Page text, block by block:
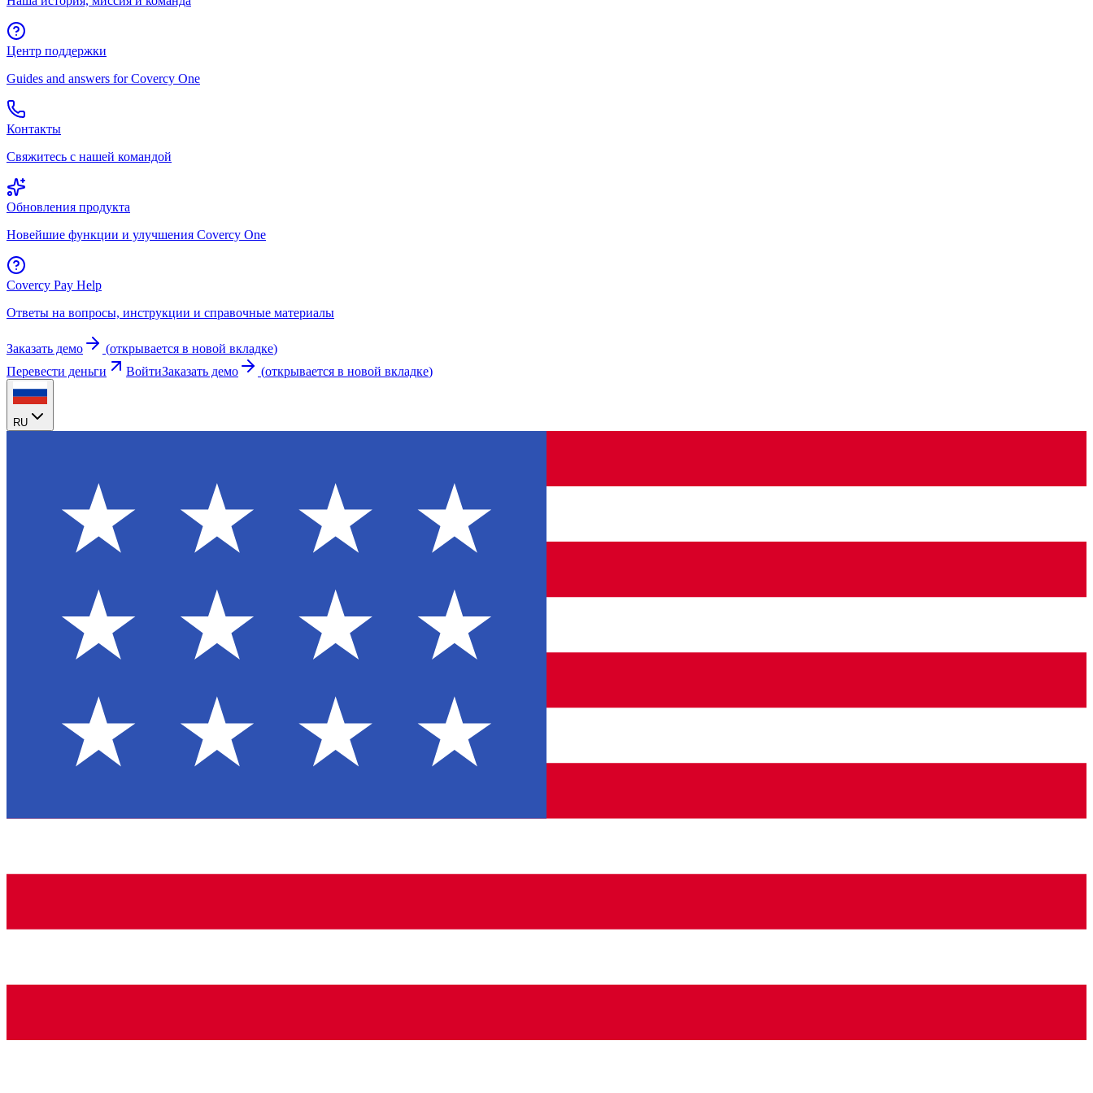
Центр поддержки
Guides and answers for Covercy One
Контакты
Свяжитесь с нашей командой
Обновления продукта
Новейшие функции и улучшения Covercy One
Covercy Pay Help
Ответы на вопросы, инструкции и справочные материалы
Заказать демо (открывается в новой вкладке)
Перевести деньги
ВойтиЗаказать демо (открывается в новой вкладке)
RU